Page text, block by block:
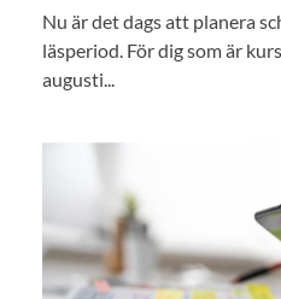
Nu är det dags att planera
läsperiod. För dig som är
augusti...